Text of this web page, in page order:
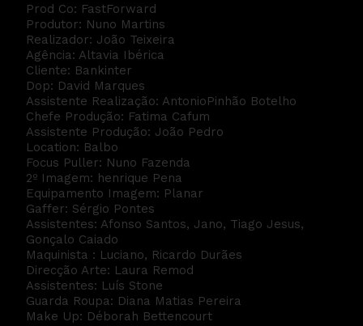
Prod Co: FastForward
Produtor: Nuno Martins
Realizador: João Teixeira
Agência: Altavia Ibérica
Cliente: Bankinter
Dop: David Marques
Assistente Realização: AntonioPinhão Botelho
Chefe Produção: Fatima Cafum
Assistente Produção: João Pedro
Location: Balbo
Focus Puller: Nuno Fazenda
2º Imagem: henrique Pena
Equipamento Imagem: Planar
Gaffer: Sérgio Pontes
Assistentes: Afonso Santos, Jano, Tiago Jesus,
Gonçalo Caiado
Maquinista : Luciano, Ricardo Durães
Direcção Arte: Laura Remod
Assistentes: Luís Stone
Guarda Roupa: Diana Matias Pereira
Make Up: Déborah Bettencourt